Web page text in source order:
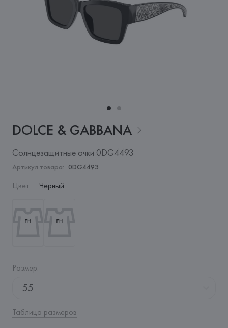
DOLCE & GABBANA
Солнцезащитные очки 0DG4493
Артикул товара: 0DG4493
Цвет: Черный
Размер:
55
Таблица размеров